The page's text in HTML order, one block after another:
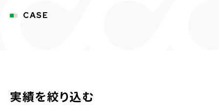
CASE
実績を絞り込む